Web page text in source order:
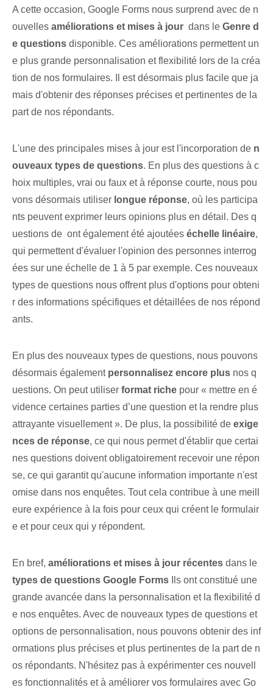
A cette occasion, Google Forms nous surprend avec de n
ouvelles améliorations et mises à jour ⁢ dans le Genre d
e questions disponible. Ces améliorations permettent un
e plus grande personnalisation et flexibilité lors de la créa
tion de nos formulaires. Il est désormais plus facile que ja
mais d'obtenir des réponses précises et pertinentes de la
part de nos répondants.
L'une des principales mises à jour est l'incorporation de n
ouveaux types de questions. En plus des questions à c
hoix multiples, vrai ou faux et à réponse courte, nous pou
vons désormais utiliser longue réponse,​ où les participa
nts peuvent exprimer⁤ leurs opinions plus en détail. Des q
uestions de ⁢ ont également été ajoutées échelle linéaire,
qui permettent d'évaluer l'opinion des personnes interrog
ées sur une échelle de 1 à 5 par exemple. Ces nouveaux
types de questions nous offrent plus d'options pour obteni
r des informations spécifiques et détaillées de nos répond
ants.
En plus des nouveaux types de questions, nous pouvons
désormais également personnalisez encore plus ​nos ⁢q
uestions. On peut utiliser format riche pour « mettre en é
vidence certaines parties d’une question et la rendre plus
attrayante visuellement ». De plus, la possibilité de exige
nces de réponse, ce qui nous permet d'établir que certai
nes questions doivent obligatoirement recevoir une répon
se, ce qui garantit qu'aucune information importante n'est
omise dans nos enquêtes. Tout cela contribue à une meill
eure expérience à la fois pour ceux qui créent le formulair
e et pour ceux qui y répondent.
En bref, améliorations et mises à jour récentes dans le
types de questions Google Forms Ils ont constitué une
grande avancée dans la personnalisation et la flexibilité d
e nos enquêtes. Avec ⁣de nouveaux types de questions et ⁣
options de personnalisation, ⁣nous pouvons obtenir des inf
ormations plus précises et plus pertinentes de la part de n
os répondants. N'hésitez pas à expérimenter ces nouvell
es fonctionnalités et à améliorer vos formulaires avec ⁤Go